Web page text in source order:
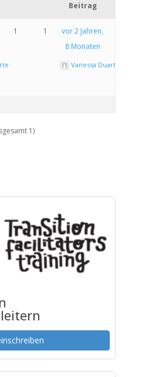
Beitrag
1 1
vor 2 Jahren,
8 Monaten
Vanessa Duarte
1)